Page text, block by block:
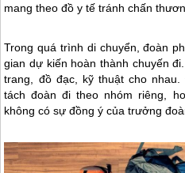
mang theo đồ y tế tránh chấn
Trong quá trình di chuyển, đoàn
gian dự kiến hoàn thành chuyến
trang, đồ đạc, kỹ thuật cho
tách đoàn đi theo nhóm riêng,
không có sự đồng ý của trưởng